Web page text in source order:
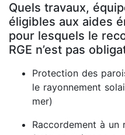
Quels travaux,
éligibles aux aides
pour lesquels le
RGE n’est pas
Protection des
le rayonnement
mer)
Raccordement à un